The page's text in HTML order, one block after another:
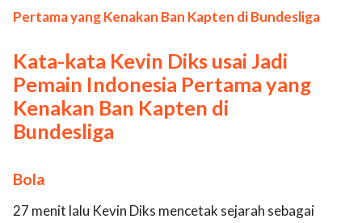
Kata-kata Kevin Diks usai Jadi
Pemain Indonesia Pertama yang
Kenakan Ban Kapten di
Bundesliga
Bola
27 menit lalu Kevin Diks mencetak sejarah sebagai